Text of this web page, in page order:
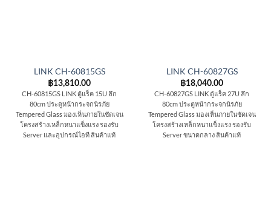
LINK CH-60815GS
฿13,810.00
CH-60815GS LINK ตู้แร็ค 15U ลึก
80cm ประตูหน้ากระจกนิรภัย
Tempered Glass มองเห็นภายในชัดเจน
โครงสร้างเหล็กหนาแข็งแรง รองรับ
Server และอุปกรณ์ไอที สินค้าแท้
LINK CH-60827GS
฿18,040.00
CH-60827GS LINK ตู้แร็ค 27U ลึก
80cm ประตูหน้ากระจกนิรภัย
Tempered Glass มองเห็นภายในชัดเจน
โครงสร้างเหล็กหนาแข็งแรง รองรับ
Server ขนาดกลาง สินค้าแท้